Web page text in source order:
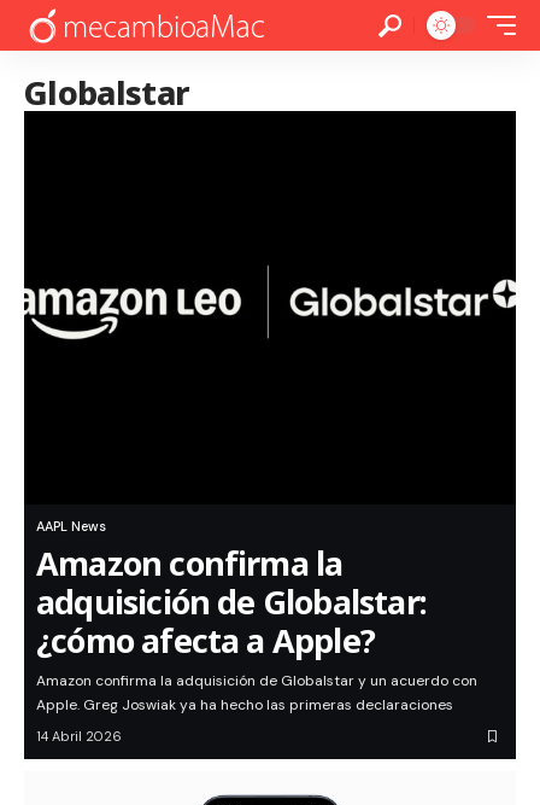
Globalstar
AAPL News
Amazon confirma la
adquisición de Globalstar:
¿cómo afecta a Apple?
Amazon confirma la adquisición de Globalstar y un acuerdo con
Apple. Greg Joswiak ya ha hecho las primeras declaraciones
14 Abril 2026